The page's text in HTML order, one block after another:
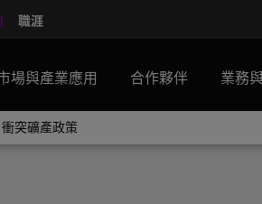
職涯
場與產業應用 合作夥伴 業務
衝突礦產政策